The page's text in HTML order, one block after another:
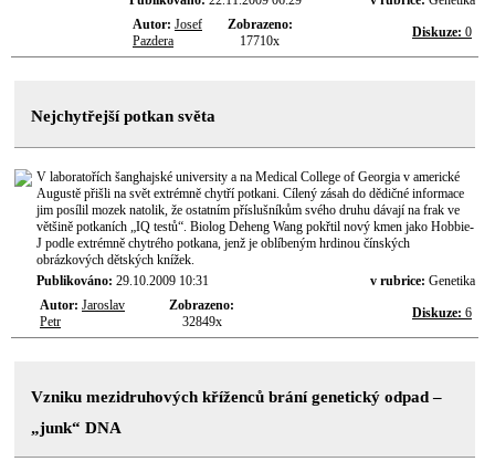
Autor: Josef
Pazdera
Zobrazeno:
17710x
Diskuze: 0
Nejchytřejší potkan světa
V laboratořích šanghajské university a na Medical College of Georgia v americké
Augustě přišli na svět extrémně chytří potkani. Cílený zásah do dědičné informace
jim posílil mozek natolik, že ostatním příslušníkům svého druhu dávají na frak ve
většině potkaních „IQ testů“. Biolog Deheng Wang pokřtil nový kmen jako Hobbie-
J podle extrémně chytrého potkana, jenž je oblíbeným hrdinou čínských
obrázkových dětských knížek.
Publikováno: 29.10.2009 10:31 v rubrice: Genetika
Autor: Jaroslav
Petr
Zobrazeno:
32849x
Diskuze: 6
Vzniku mezidruhových kříženců brání genetický odpad –
„junk“ DNA